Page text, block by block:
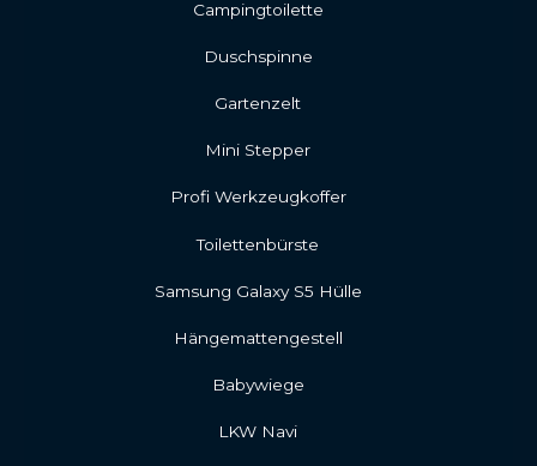
Campingtoilette
Duschspinne
Gartenzelt
Mini Stepper
Profi Werkzeugkoffer
Toilettenbürste
Samsung Galaxy S5 Hülle
Hängemattengestell
Babywiege
LKW Navi